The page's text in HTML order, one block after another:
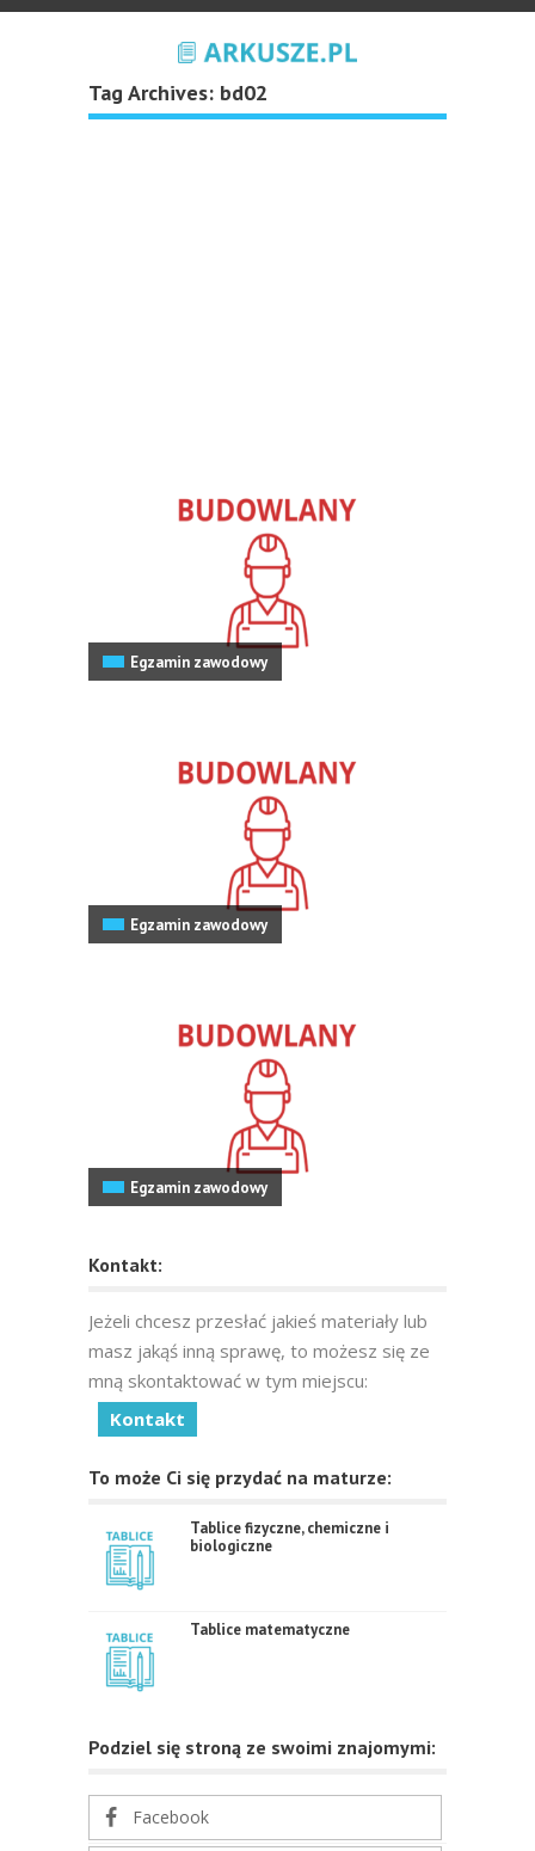
Tag Archives: bd02
Egzamin zawodowy
Egzamin zawodowy
Egzamin zawodowy
Kontakt:
Jeżeli chcesz przesłać jakieś materiały lub
masz jakąś inną sprawę, to możesz się ze
mną skontaktować w tym miejscu:
Kontakt
To może Ci się przydać na maturze:
Tablice fizyczne, chemiczne i
biologiczne
Tablice matematyczne
Podziel się stroną ze swoimi znajomymi:
Facebook